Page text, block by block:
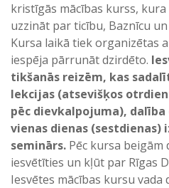
kristīgās mācības kurss,
uzzināt par ticību, Baznīcu
Kursa laikā tiek organizētas
iespēja pārrunāt dzirdēto.
tikšanās reizēm, kas
lekcijas (atsevišķos
pēc dievkalpojuma),
vienas dienas (sestdienas)
seminārs. Pēc kursa
iesvētīties un kļūt par Rīgas
Iesvētes mācības kursu vada